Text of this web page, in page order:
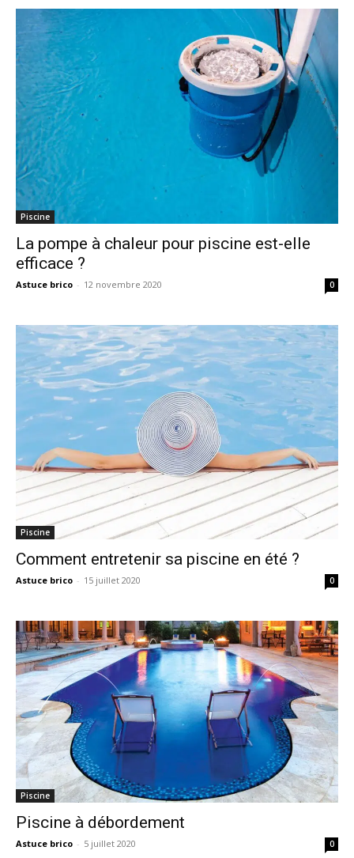
Piscine
La pompe à chaleur pour piscine est-elle
efficace ?
Astuce brico - 12 novembre 2020 0
Piscine
Comment entretenir sa piscine en été ?
Astuce brico - 15 juillet 2020 0
Piscine
Piscine à débordement
Astuce brico - 5 juillet 2020 0